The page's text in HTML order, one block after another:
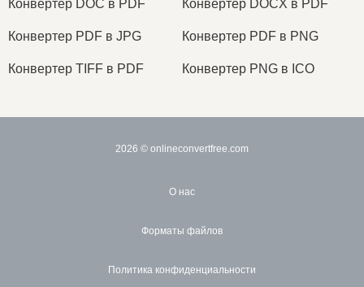
Конвертер DOC в PDF Конвертер DOCX в PDF
Конвертер PDF в JPG Конвертер PDF в PNG
Конвертер TIFF в PDF Конвертер PNG в ICO
2026 © onlineconvertfree.com
О нас
Форматы файлов
Политика конфиденциальности